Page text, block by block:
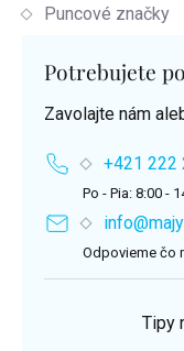
Puncové značky
Potrebujete
Zavolajte nám
+421 222
Po - Pia: 8:00 -
Odpovieme čo
Tipy